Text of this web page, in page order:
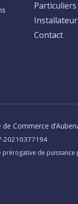
Particuliers
Contact
Commerce
20210377194
de